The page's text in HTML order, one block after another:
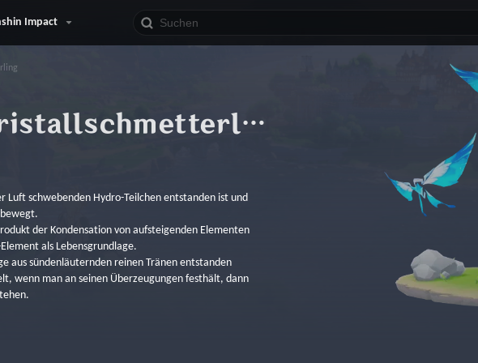
Impact
Hydro-Kristallschmetterling
Luft schwebenden Hydro-Teilchen entstanden ist und
der Kondensation von aufsteigenden Elementen
als Lebensgrundlage.
aus sündenläuternden reinen Tränen entstanden
wenn man an seinen Überzeugungen festhält, dann